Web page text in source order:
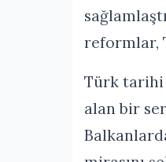
reformlar,
Türk tarihi
alan bir